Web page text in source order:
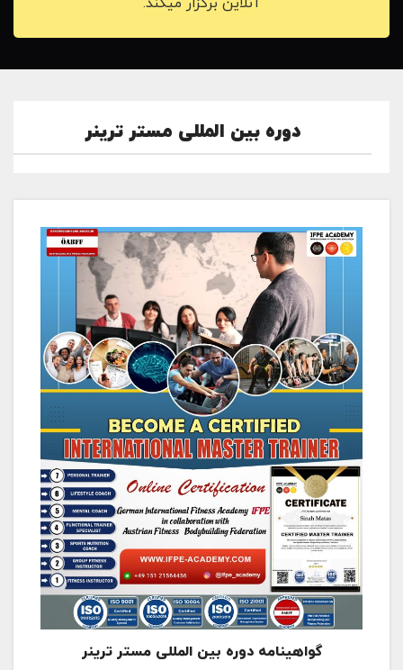
دوره بین المللی مستر ترینر
گواهينامه دوره بين المللى مستر ترینر